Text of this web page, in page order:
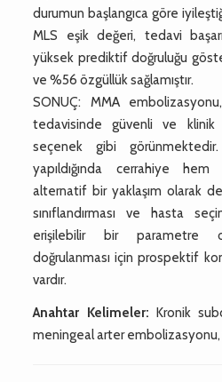
durumun başlangıca göre
MLS eşik değeri, tedavi
yüksek prediktif doğruluğu
ve %56 özgüllük sağlamıştır.
SONUÇ: MMA
tedavisinde güvenli ve klinik
seçenek gibi
yapıldığında cerrahiye
alternatif bir yaklaşım olarak
sınıflandırması ve hasta
erişilebilir bir parametre
doğrulanması için prospektif
vardır.
Anahtar Kelimeler: Kronik
meningeal arter